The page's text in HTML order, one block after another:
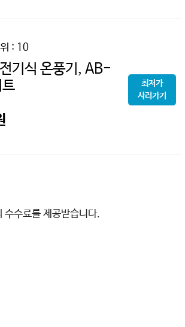
: 10
기식 온풍기, AB-
최저가
사러가기
수수료를 제공받습니다.